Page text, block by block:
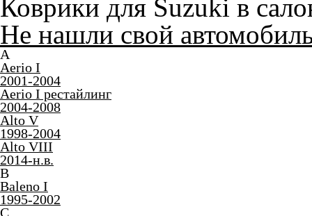
2001-2006
I
Ignis
2000-2008
J
Jimny III
1998-2018
Jimny IV
2018-н.в.
K
Kizashi
2009-2015
L
Liana I
2001-2004
Liana I рестайлинг
2004-2008
S
Solio III